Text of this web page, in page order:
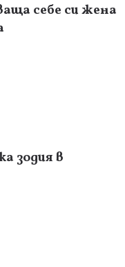
себе си жена
зодия в